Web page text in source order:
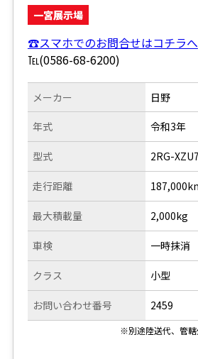
一宮展示場
☎スマホでのお問合せはコチラへ
℡(0586-68-6200)
メーカー
年式
型式
走行距離
日野
令和3年
2RG-
最大積載量
車検
クラス
お問い合わせ番号
2,000kg
一時抹消
小型
2459
※別途陸送代、管